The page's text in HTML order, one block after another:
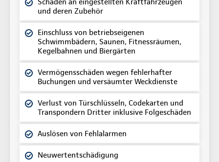
und deren Zubehör
Einschluss von betriebseigenen
Schwimmbädern, Saunen, Fitnessräumen,
Kegelbahnen und Biergärten
Vermögensschäden wegen fehlerhafter
Buchungen und versäumter Weckdienste
Verlust von Türschlüsseln, Codekarten und
Transpondern Dritter inklusive Folgeschäden
Auslösen von Fehlalarmen
Neuwertentschädigung